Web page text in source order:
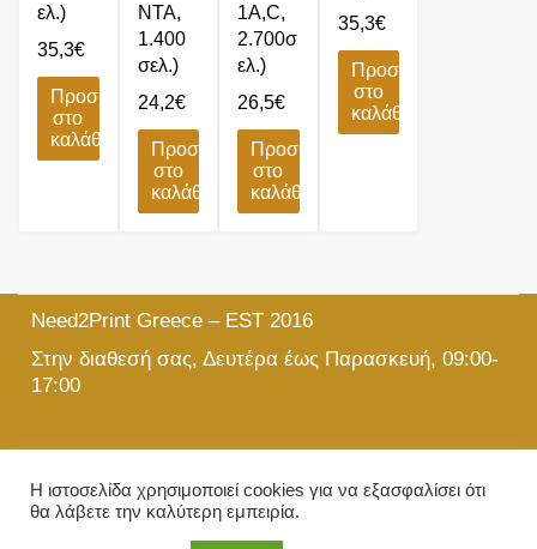
ελ.)
35,3€
Προσθήκη
στο
καλάθι
NTA,
1.400
σελ.)
24,2€
Προσθήκη
στο
καλάθι
1A,C,
2.700σ
ελ.)
26,5€
Προσθήκη
στο
καλάθι
35,3€
Προσθήκη
στο
καλάθι
Need2Print Greece – EST 2016
Στην διαθεσή σας, Δευτέρα έως Παρασκευή, 09:00-
17:00
215 501 5903
info@need2print.gr
Η ιστοσελίδα χρησιμοποιεί cookies για να εξασφαλίσει ότι
θα λάβετε την καλύτερη εμπειρία.